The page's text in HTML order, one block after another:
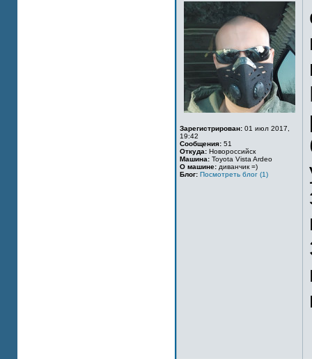
Зарегистрирован: 01 июл 2017,
19:42
Сообщения: 51
Откуда: Новороссийск
Машина: Toyota Vista Ardeo
О машине: диванчик =)
Блог: Посмотреть блог (1)